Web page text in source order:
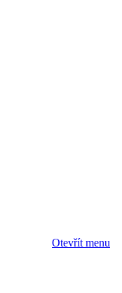
Otevřít menu